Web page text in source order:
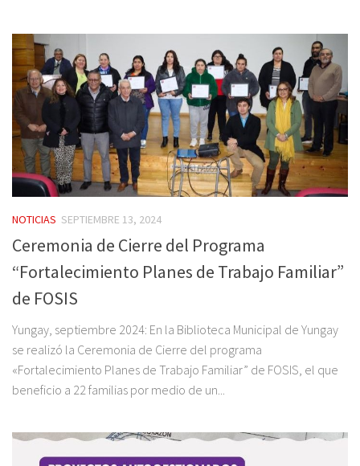
NOTICIAS SEPTIEMBRE 13, 2024
Ceremonia de Cierre del Programa
“Fortalecimiento Planes de Trabajo Familiar”
de FOSIS
Yungay, septiembre 2024: En la Biblioteca Municipal de Yungay
se realizó la Ceremonia de Cierre del programa
«Fortalecimiento Planes de Trabajo Familiar” de FOSIS, el que
beneficio a 22 familias por medio de un...